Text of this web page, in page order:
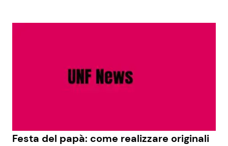
Festa del papà: come realizzare originali